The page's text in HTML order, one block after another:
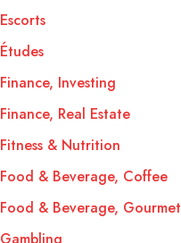
Escorts
Études
Finance, Investing
Finance, Real Estate
Fitness & Nutrition
Food & Beverage, Coffee
Food & Beverage, Gourmet